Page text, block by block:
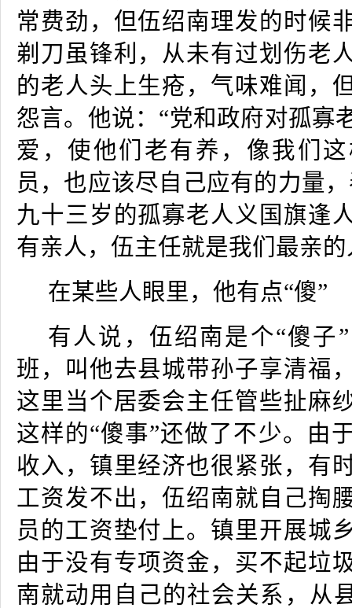
常费劲，但伍绍南理发的时候
剃刀虽锋利，从未有过划伤老
的老人头上生疮，气味难闻，
怨言。他说：“党和政府对孤寡
爱，使他们老有养，像我们
员，也应该尽自己应有的力量
九十三岁的孤寡老人义国旗逢
有亲人，伍主任就是我们最亲
在某些人眼里，他有点“傻”
有人说，伍绍南是个“傻子
班，叫他去县城带孙子享清福
这里当个居委会主任管些扯麻
这样的“傻事”还做了不少。由
收入，镇里经济也很紧张，有
工资发不出，伍绍南就自己掏
员的工资垫付上。镇里开展城
由于没有专项资金，买不起垃
南就动用自己的社会关系，从